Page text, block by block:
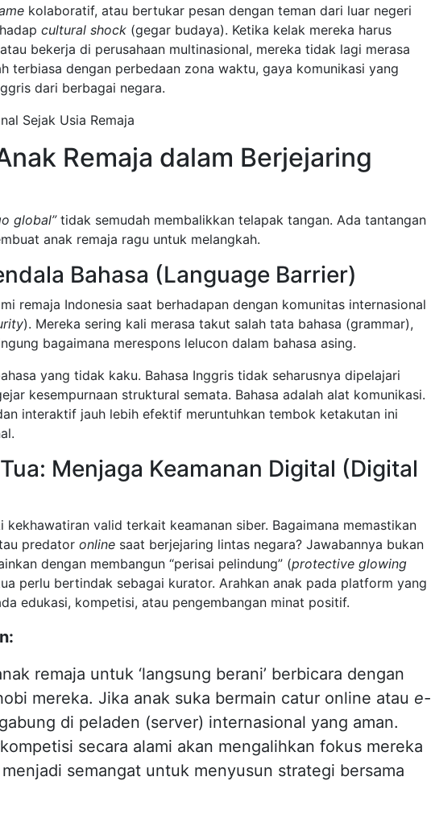
kolaboratif, atau bertukar pesan dengan teman dari luar negeri
cultural shock (gegar budaya). Ketika kelak mereka harus
bekerja di perusahaan multinasional, mereka tidak lagi merasa
terbiasa dengan perbedaan zona waktu, gaya komunikasi yang
dari berbagai negara.
Remaja dalam Berjejaring
global”tidak semudah membalikkan telapak tangan. Ada tantangan
anak remaja ragu untuk melangkah.
Bahasa (Language Barrier)
remaja Indonesia saat berhadapan dengan komunitas internasional
). Mereka sering kali merasa takut salah tata bahasa (grammar),
bagaimana merespons lelucon dalam bahasa asing.
yang tidak kaku. Bahasa Inggris tidak seharusnya dipelajari
kesempurnaan struktural semata. Bahasa adalah alat komunikasi.
interaktif jauh lebih efektif meruntuhkan tembok ketakutan ini
Menjaga Keamanan Digital (Digital
kekhawatiran valid terkait keamanan siber. Bagaimana memastikan
predator online saat berjejaring lintas negara? Jawabannya bukan
dengan membangun “perisai pelindung” (protective glowing
perlu bertindak sebagai kurator. Arahkan anak pada platform yang
edukasi, kompetisi, atau pengembangan minat positif.
remaja untuk ‘langsung berani’ berbicara dengan
mereka. Jika anak suka bermain catur online atau e-
di peladen (server) internasional yang aman.
secara alami akan mengalihkan fokus mereka
semangat untuk menyusun strategi bersama